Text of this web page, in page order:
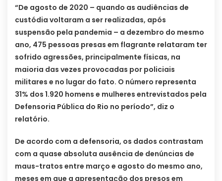
“De agosto de 2020 – quando as audiências de
custódia voltaram a ser realizadas, após
suspensão pela pandemia – a dezembro do mesmo
ano, 475 pessoas presas em flagrante relataram ter
sofrido agressões, principalmente físicas, na
maioria das vezes provocadas por policiais
militares e no lugar do fato. O número representa
31% dos 1.920 homens e mulheres entrevistados pela
Defensoria Pública do Rio no período”, diz o
relatório.
De acordo com a defensoria, os dados contrastam
com a quase absoluta ausência de denúncias de
maus-tratos entre março e agosto do mesmo ano,
meses em que a apresentação dos presos em